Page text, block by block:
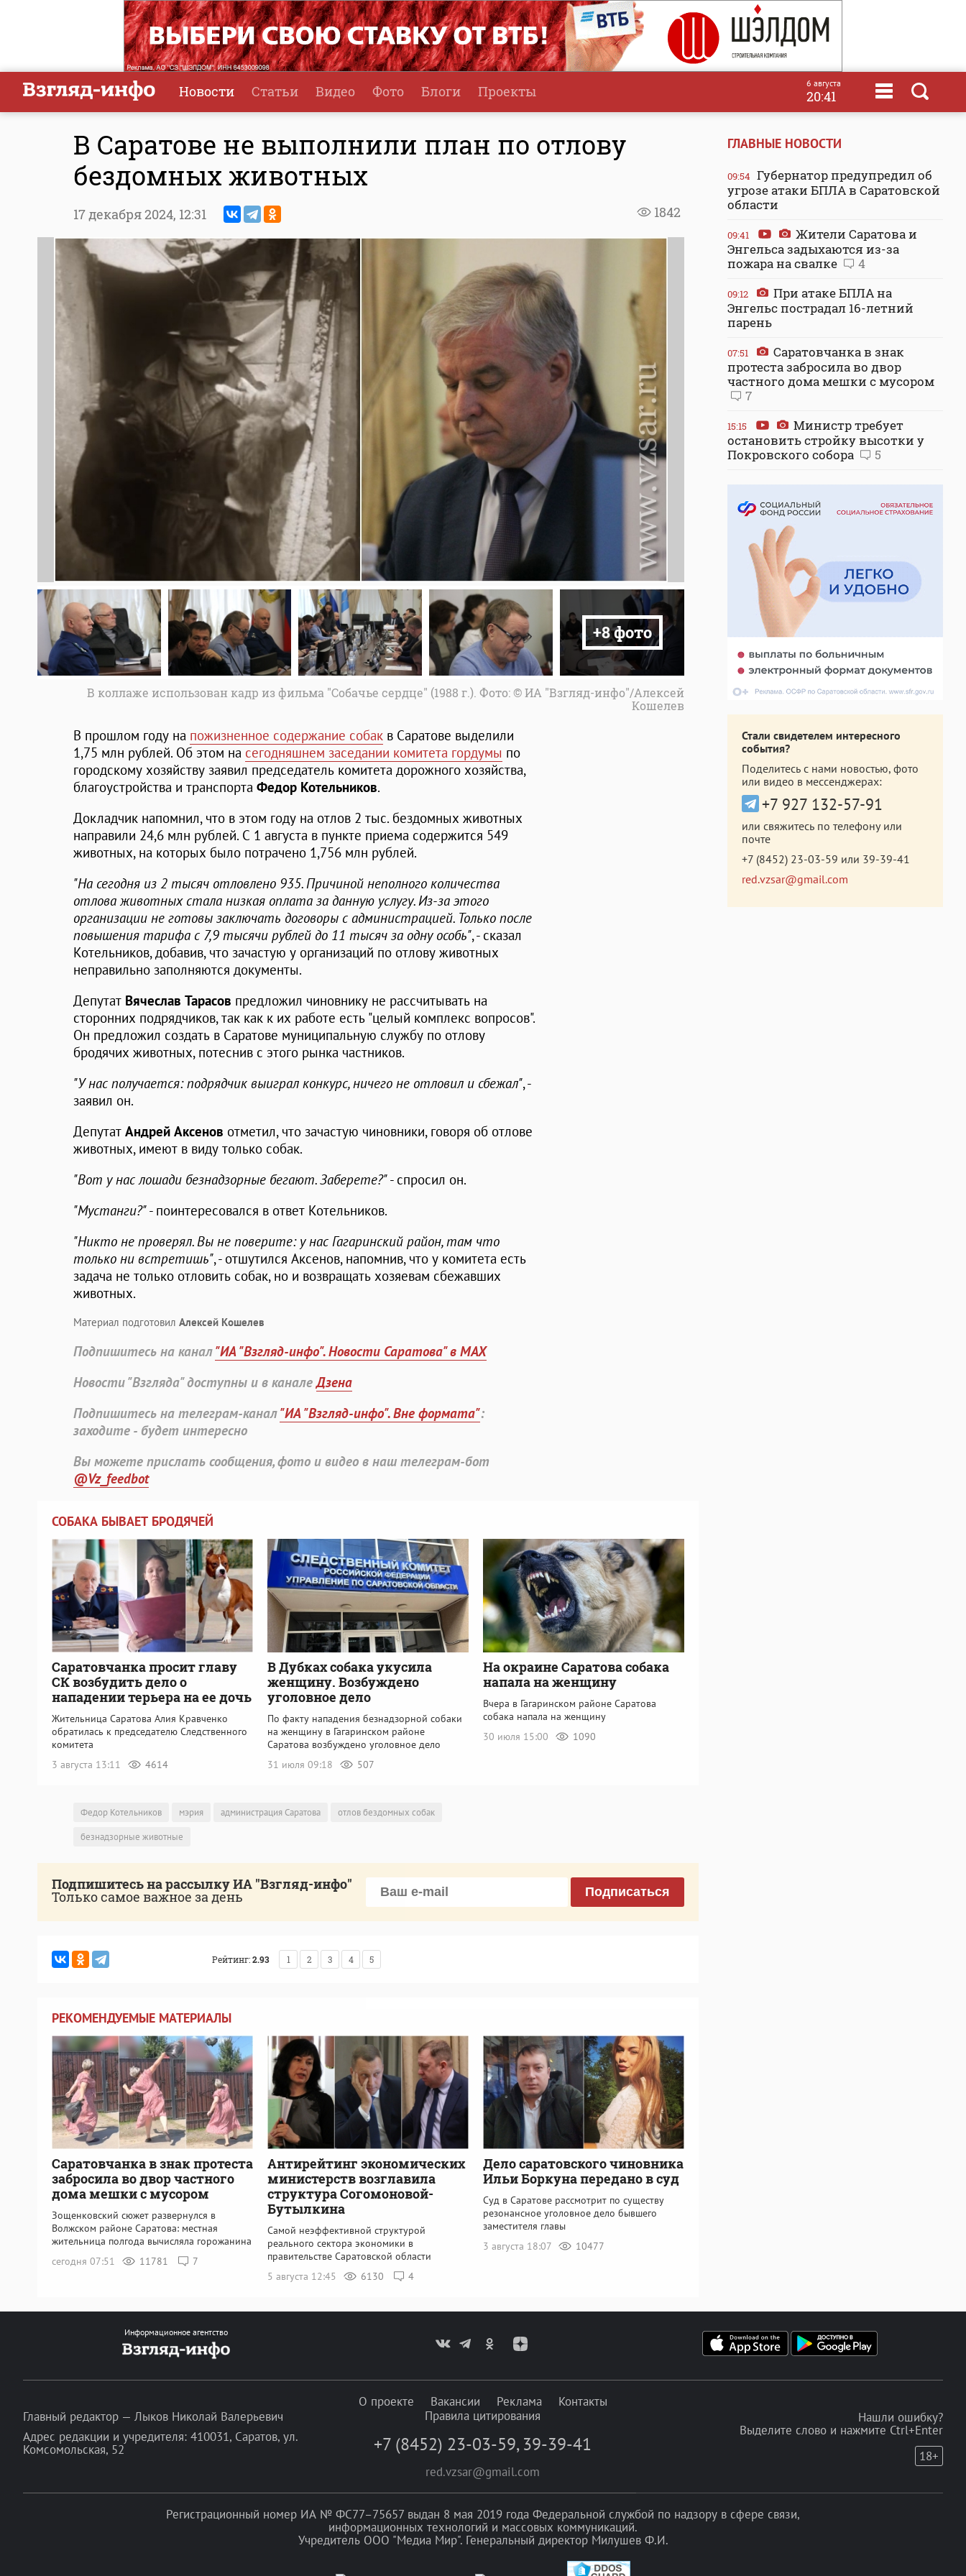
Новости Статьи Видео Фото Блоги Проекты 6 августа
20:41
В Саратове не выполнили план по отлову
бездомных животных
1842
17 декабря 2024, 12:31
+8 фото
В коллаже использован кадр из фильма "Собачье сердце" (1988 г.). Фото: © ИА "Взгляд-инфо"/Алексей
Кошелев
В прошлом году на пожизненное содержание собак в Саратове выделили
1,75 млн рублей. Об этом на сегодняшнем заседании комитета гордумы по
городскому хозяйству заявил председатель комитета дорожного хозяйства,
благоустройства и транспорта Федор Котельников.
Докладчик напомнил, что в этом году на отлов 2 тыс. бездомных животных
направили 24,6 млн рублей. С 1 августа в пункте приема содержится 549
животных, на которых было потрачено 1,756 млн рублей.
"На сегодня из 2 тысяч отловлено 935. Причиной неполного количества
отлова животных стала низкая оплата за данную услугу. Из-за этого
организации не готовы заключать договоры с администрацией. Только после
повышения тарифа с 7,9 тысячи рублей до 11 тысяч за одну особь", - сказал
Котельников, добавив, что зачастую у организаций по отлову животных
неправильно заполняются документы.
Депутат Вячеслав Тарасов предложил чиновнику не рассчитывать на
сторонних подрядчиков, так как к их работе есть "целый комплекс вопросов".
Он предложил создать в Саратове муниципальную службу по отлову
бродячих животных, потеснив с этого рынка частников.
"У нас получается: подрядчик выиграл конкурс, ничего не отловил и сбежал", -
заявил он.
Депутат Андрей Аксенов отметил, что зачастую чиновники, говоря об отлове
животных, имеют в виду только собак.
"Вот у нас лошади безнадзорные бегают. Заберете?"- спросил он.
"Мустанги?"- поинтересовался в ответ Котельников.
"Никто не проверял. Вы не поверите: у нас Гагаринский район, там что
только ни встретишь", - отшутился Аксенов, напомнив, что у комитета есть
задача не только отловить собак, но и возвращать хозяевам сбежавших
животных.
Материал подготовил Алексей Кошелев
Подпишитесь на канал"ИА "Взгляд-инфо". Новости Саратова" в MAX
Новости "Взгляда" доступны и в каналеДзена
Подпишитесь на телеграм-канал"ИА "Взгляд-инфо". Вне формата":
заходите - будет интересно
Вы можете прислать сообщения, фото и видео в наш телеграм-бот
@Vz_feedbot
СОБАКА БЫВАЕТ БРОДЯЧЕЙ
Саратовчанка просит главу
СК возбудить дело о
нападении терьера на ее дочь
Жительница Саратова Алия Кравченко
обратилась к председателю Следственного
комитета
3 августа 13:11
4614
В Дубках собака укусила
женщину. Возбуждено
уголовное дело
По факту нападения безнадзорной собаки
на женщину в Гагаринском районе
Саратова возбуждено уголовное дело
31 июля 09:18
507
На окраине Саратова собака
напала на женщину
Вчера в Гагаринском районе Саратова
собака напала на женщину
30 июля 15:00
1090
Федор Котельников мэрия администрация Саратова
отлов бездомных собак
безнадзорные животные
Подпишитесь на рассылку ИА "Взгляд-инфо"
Только самое важное за день Подписаться
Рейтинг:2.93 1 2 3 4 5
РЕКОМЕНДУЕМЫЕ МАТЕРИАЛЫ
Саратовчанка в знак протеста
забросила во двор частного
дома мешки с мусором
Зощенковский сюжет развернулся в
Волжском районе Саратова: местная
жительница полгода вычисляла горожанина
сегодня 07:51
11781 7
Антирейтинг экономических
министерств возглавила
структура Согомоновой-
Бутылкина
Самой неэффективной структурой
реального сектора экономики в
правительстве Саратовской области
5 августа 12:45
6130 4
Дело саратовского чиновника
Ильи Боркуна передано в суд
Суд в Саратове рассмотрит по существу
резонансное уголовное дело бывшего
заместителя главы
3 августа 18:07
10477
ГЛАВНЫЕ НОВОСТИ
09:54 Губернатор предупредил об
угрозе атаки БПЛА в Саратовской
области
09:41
Жители Саратова и
Энгельса задыхаются из-за
пожара на свалке
4
09:12
При атаке БПЛА на
Энгельс пострадал 16-летний
парень
07:51
Саратовчанка в знак
протеста забросила во двор
частного дома мешки с мусором
7
15:15
Министр требует
остановить стройку высотки у
Покровского собора
5
Стали свидетелем интересного
события?
Поделитесь с нами новостью, фото
или видео в мессенджерах:
+7 927 132-57-91
или свяжитесь по телефону или
почте
+7 (8452) 23-03-59 или 39-39-41
red.vzsar@gmail.com
Информационное агентство
Главный редактор — Лыков Николай Валерьевич
Адрес редакции и учредителя: 410031, Саратов, ул.
Комсомольская, 52
О проекте Вакансии Реклама
Контакты
Правила цитирования
+7 (8452) 23-03-59, 39-39-41
red.vzsar@gmail.com
Нашли ошибку?
Выделите слово и нажмите Ctrl+Enter
18+
Регистрационный номер ИА № ФС77–75657 выдан 8 мая 2019 года Федеральной службой по надзору в сфере связи,
информационных технологий и массовых коммуникаций.
Учредитель ООО "Медиа Мир". Генеральный директор Милушев Ф.И.